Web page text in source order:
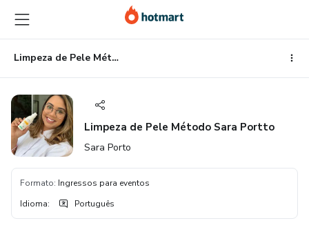
para
o
conteúdo
principal
para
o
pagamento
para
o
rodapé
Limpeza de Pele Método Sara Portto
Limpeza de Pele Método Sara Portto
Sara Porto
Formato: Ingressos para eventos
Idioma: Português